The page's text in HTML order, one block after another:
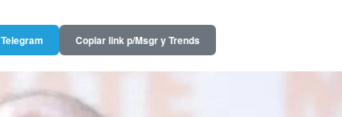
Telegram Copiar link p/Msgr y Trends